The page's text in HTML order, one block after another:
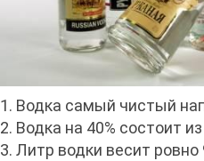
1. Водка самый чистый
2. Водка на 40% состоит
3. Литр водки весит ровно